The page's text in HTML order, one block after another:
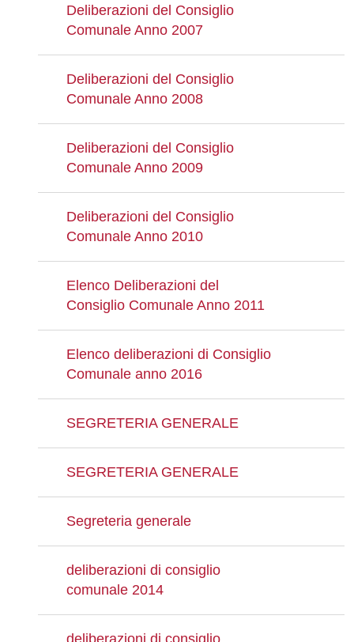
Deliberazioni del Consiglio
Comunale Anno 2007
Deliberazioni del Consiglio
Comunale Anno 2008
Deliberazioni del Consiglio
Comunale Anno 2009
Deliberazioni del Consiglio
Comunale Anno 2010
Elenco Deliberazioni del
Consiglio Comunale Anno 2011
Elenco deliberazioni di Consiglio
Comunale anno 2016
SEGRETERIA GENERALE
SEGRETERIA GENERALE
Segreteria generale
deliberazioni di consiglio
comunale 2014
deliberazioni di consiglio